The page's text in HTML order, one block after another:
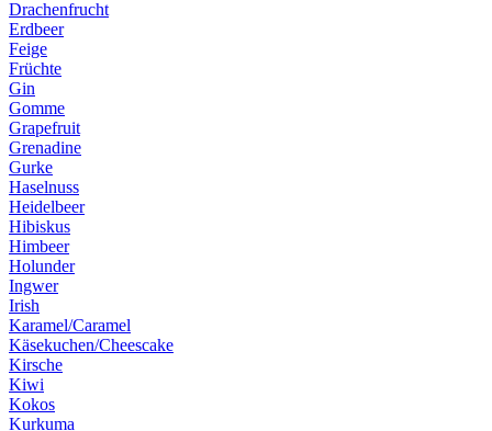
Drachenfrucht
Erdbeer
Feige
Früchte
Gin
Gomme
Grapefruit
Grenadine
Gurke
Haselnuss
Heidelbeer
Hibiskus
Himbeer
Holunder
Ingwer
Irish
Karamel/Caramel
Käsekuchen/Cheescake
Kirsche
Kiwi
Kokos
Kurkuma